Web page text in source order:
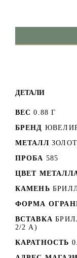
ДЕТАЛИ
ВЕС 0.88 Г
БРЕНД
МЕТАЛЛ
ПРОБА 585
ЦВЕТ
КАМЕНЬ
ФОРМА
ВСТАВКА
2/2 А)
КАРАТНОСТЬ